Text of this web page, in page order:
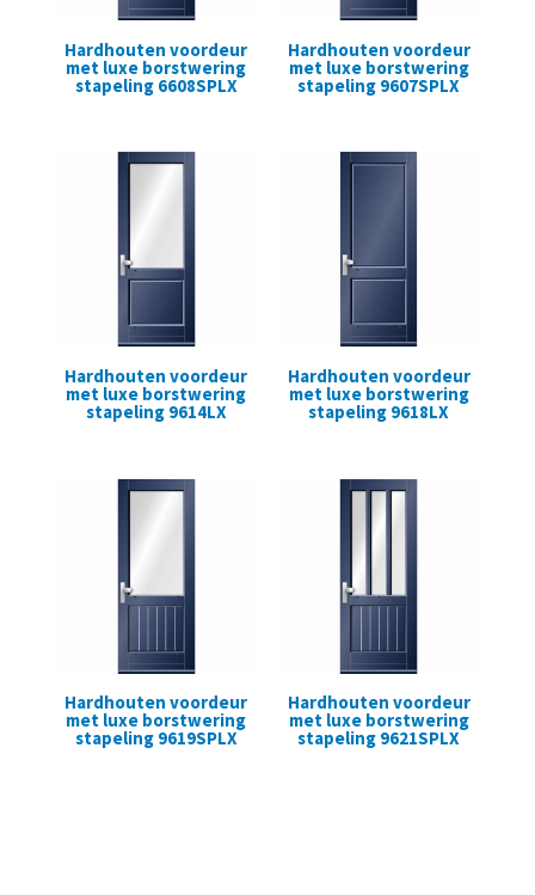
Hardhouten voordeur
met luxe borstwering
stapeling 6608SPLX
Hardhouten voordeur
met luxe borstwering
stapeling 9607SPLX
Hardhouten voordeur
met luxe borstwering
stapeling 9614LX
Hardhouten voordeur
met luxe borstwering
stapeling 9618LX
Hardhouten voordeur
met luxe borstwering
stapeling 9619SPLX
Hardhouten voordeur
met luxe borstwering
stapeling 9621SPLX